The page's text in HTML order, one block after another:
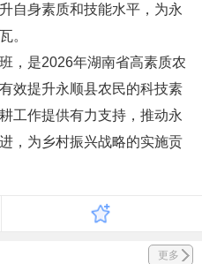
自身素质和技能水平，为永
。
，是2026年湖南省高素质农
效提升永顺县农民的科技素
工作提供有力支持，推动永
，为乡村振兴战略的实施贡
更多